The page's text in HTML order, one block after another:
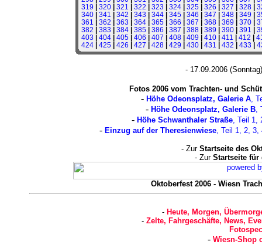
319 | 320| 321 | 322 | 323 | 324| 325| 326 | 327 | 328|
340| 341 | 342 | 343 | 344| 345| 346 | 347 | 348| 349 |
361 | 362 | 363 | 364| 365| 366 | 367 | 368| 369 | 370|
382 | 383 | 384| 385| 386 | 387 | 388| 389 | 390| 391 |
403 | 404| 405| 406 | 407 | 408| 409 | 410| 411 | 412 |
424| 425| 426 | 427 | 428| 429 | 430| 431 | 432 | 433 |
- 17.09.2006
Fotos 2006 vom Trachten- und
- Höhe Odeonsplatz, Galerie A,
- Höhe Odeonsplatz, Galerie B,
- Höhe Schwanthaler Straße, Teil 1,
- Einzug auf der Theresienwiese, Teil 1, 2, 3,
- Zur Startseite des
- Zur Startseite für
Oktoberfest 2006 - Wiesn
- Heute, Morgen,
- Zelte, Fahrgeschäfte, News,
- Wiesn-Shop